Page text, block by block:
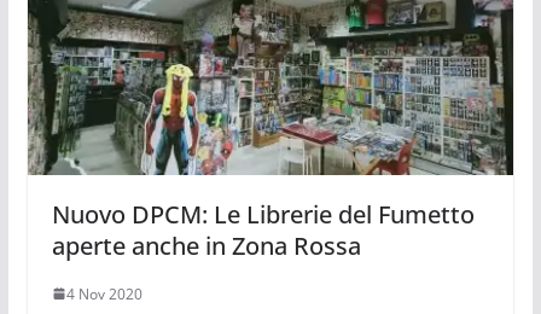
Nuovo DPCM: Le Librerie del Fumetto
aperte anche in Zona Rossa
4 Nov 2020